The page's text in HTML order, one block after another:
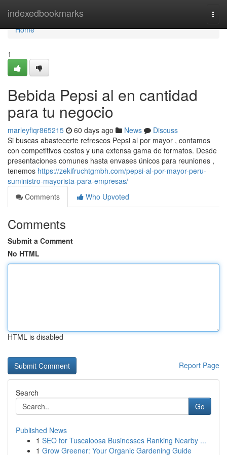
indexedbookmarks
Home
Home
1
Bebida Pepsi al en cantidad
para tu negocio
marleyfiqr865215 60 days ago News
Discuss
Si buscas abastecerte refrescos Pepsi al por mayor , contamos
con competitivos costos y una extensa gama de formatos. Desde
presentaciones comunes hasta envases únicos para reuniones ,
tenemos https://zekifruchtgmbh.com/pepsi-al-por-mayor-peru-
suministro-mayorista-para-empresas/
Comments
Who Upvoted
Comments
Submit a Comment
No HTML
HTML is disabled
Report Page
Search
Go
Published News
1 SEO for Tuscaloosa Businesses Ranking Nearby ...
1 Grow Greener: Your Organic Gardening Guide